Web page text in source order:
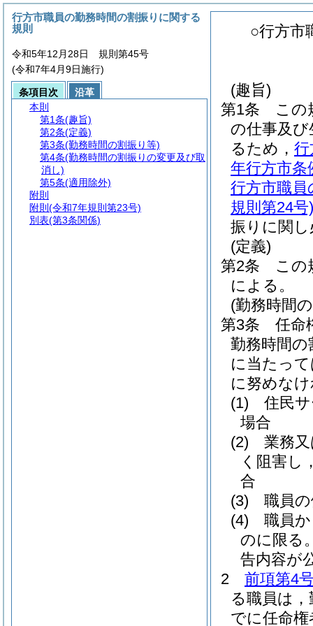
○行方市
(趣旨)
第1条
この
の仕事及
るため， 行
年行方市条
行方市職員
規則第24号)
振りに関
(定義)
第2条
この
による。
(勤務時間
第3条
任命
勤務時間
に当たっ
に努めな
(1)
住民
場合
(2)
業務
く阻害し
合
(3)
職員
(4)
職員
のに限る
告内容が
2
前項第4
る職員は
でに任命
行方市職員の勤務時間の割振りに関する
規則
令和5年12月28日 規則第45号
(令和7年4月9日施行)
条項目次
沿革
本則
第1条(趣旨)
第2条(定義)
第3条(勤務時間の割振り等)
第4条(勤務時間の割振りの変更及び取
消し)
第5条(適用除外)
附則
附則 (令和7年規則第23号)
別表(第3条関係)